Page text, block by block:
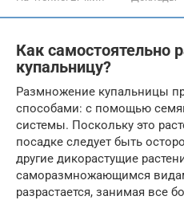
Как самостоятельно
купальницу?
Размножение купальницы
способами: с помощью
системы. Поскольку это
посадке следует быть
другие дикорастущие
саморазмножающимся
разрастается, занимая все